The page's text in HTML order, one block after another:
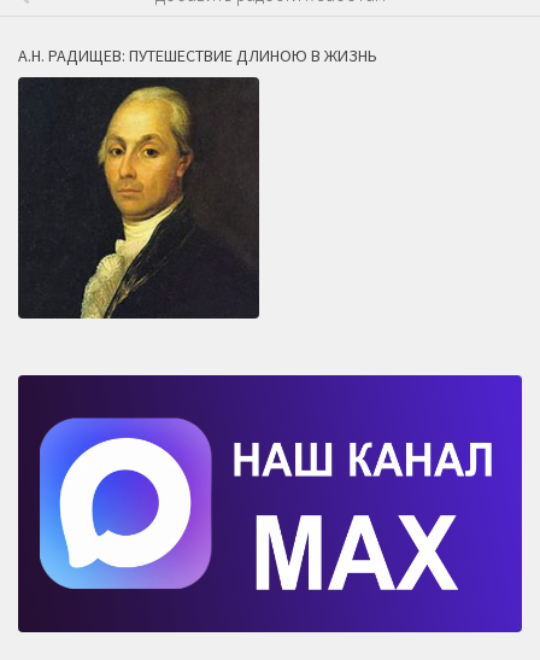
А.Н. РАДИЩЕВ: ПУТЕШЕСТВИЕ ДЛИНОЮ В ЖИЗНЬ